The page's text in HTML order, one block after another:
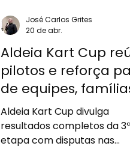
Aldeia Kart Cup
pilotos e reforça
de equipes,
parceiros na 3ª
em Barueri
Aldeia Kart Cup divulga
resultados completos da 3ª
etapa com disputas nas
José Carlos Grites
20 de abr.